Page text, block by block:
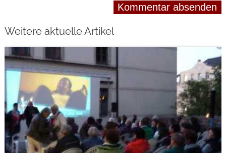
Weitere aktuelle Artikel
weiterlesen